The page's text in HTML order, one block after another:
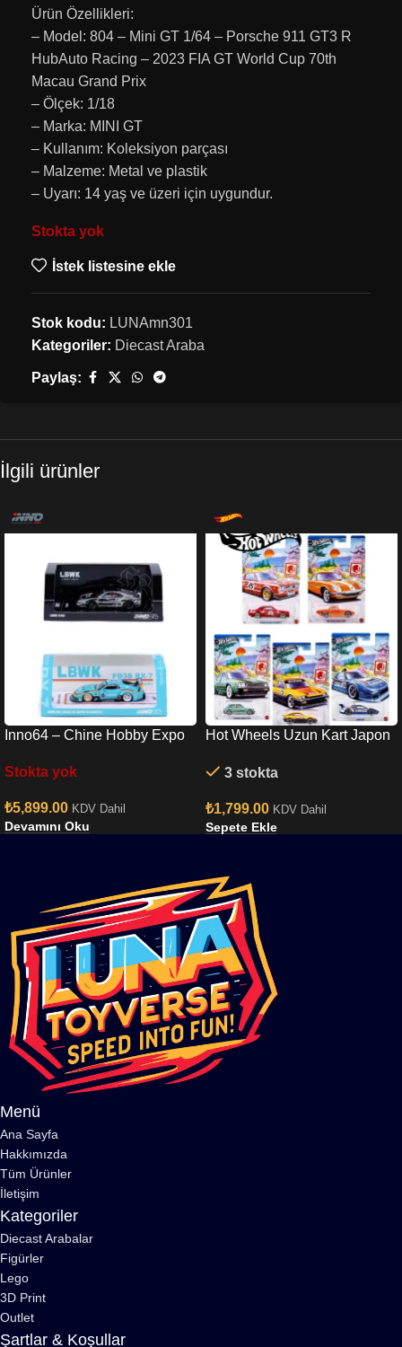
Ürün Özellikleri:
– Model: 804 – Mini GT 1/64 – Porsche 911 GT3 R
HubAuto Racing – 2023 FIA GT World Cup 70th
Macau Grand Prix
– Ölçek: 1/18
– Marka: MINI GT
– Kullanım: Koleksiyon parçası
– Malzeme: Metal ve plastik
– Uyarı: 14 yaş ve üzeri için uygundur.
Stokta yok
İstek listesine ekle
Stok kodu: LUNAmn301
Kategoriler: Diecast Araba
Paylaş:
İlgili ürünler
Inno64 – Chine Hobby Expo
Stokta yok
₺5,899.00 KDV Dahil
Devamını Oku
Hot Wheels Uzun Kart Japon
3 stokta
₺1,799.00 KDV Dahil
Sepete Ekle
Menü
Ana Sayfa
Hakkımızda
Tüm Ürünler
İletişim
Kategoriler
Diecast Arabalar
Figürler
Lego
3D Print
Outlet
Şartlar & Koşullar